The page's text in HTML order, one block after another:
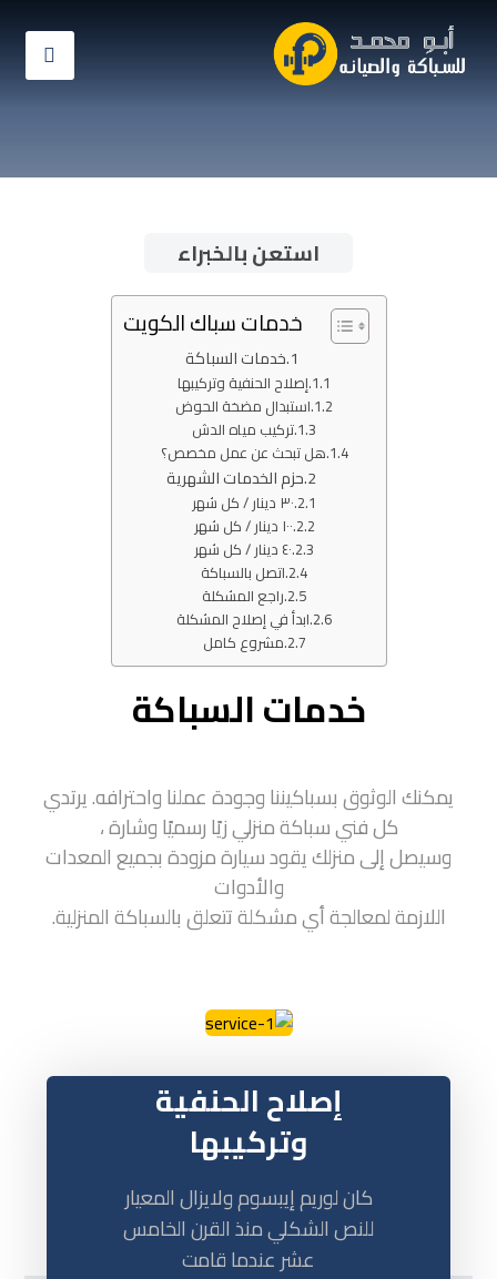
استعن بالخبراء
خدمات سباك الكويت
خدمات السباكة
إصلاح الحنفية وتركيبها
استبدال مضخة الحوض
تركيب مياه الدش
هل تبحث عن عمل مخصص؟
حزم الخدمات الشهرية
٣٠ دينار / کل شهر
١٠٠ دينار / کل شهر
٤٠ دينار / کل شهر
اتصل بالسباكة
راجع المشكلة
ابدأ في إصلاح المشكلة
مشروع كامل
خدمات السباكة
يمكنك الوثوق بسباكيننا وجودة عملنا واحترافه. يرتدي
كل فني سباكة منزلي زيًا رسميًا وشارة ،
وسيصل إلى منزلك يقود سيارة مزودة بجميع المعدات
والأدوات
اللازمة لمعالجة أي مشكلة تتعلق بالسباكة المنزلية.
إصلاح الحنفية
وتركيبها
كان لوريم إيبسوم ولايزال المعيار
للنص الشكلي منذ القرن الخامس
عشر عندما قامت